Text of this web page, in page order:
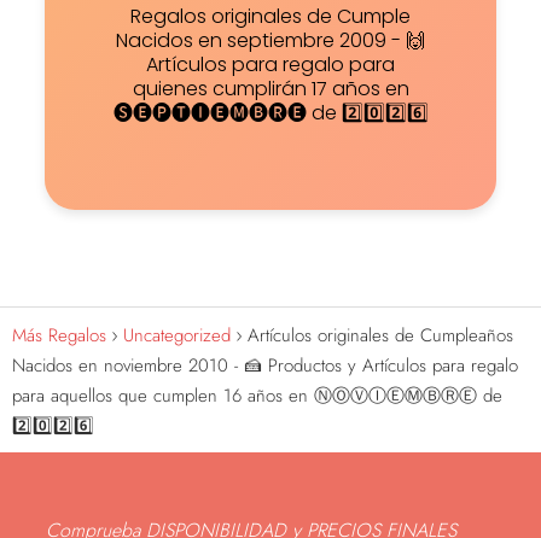
Regalos originales de Cumple
Nacidos en septiembre 2009 - 🙌
Artículos para regalo para
quienes cumplirán 17 años en
🅢🅔🅟🅣🅘🅔🅜🅑🅡🅔 de 2️⃣0️⃣2️⃣6️⃣
Más Regalos Uncategorized
Artículos originales de Cumpleaños
Nacidos en noviembre 2010 - 🍰 Productos y Artículos para regalo
para aquellos que cumplen 16 años en ⓃⓄⓋⒾⒺⓂⒷⓇⒺ de
2️⃣0️⃣2️⃣6️⃣
Comprueba DISPONIBILIDAD y PRECIOS FINALES